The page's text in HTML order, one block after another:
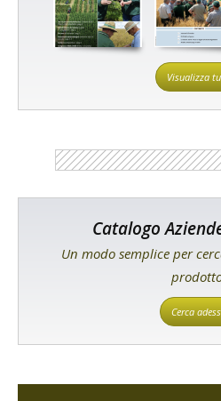
Visualizza
Catalogo
Un modo semplice per
Cerca